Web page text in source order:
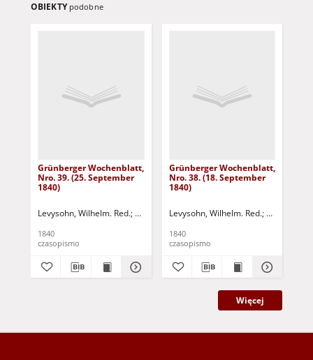
OBIEKTY podobne
Grünberger Wochenblatt,
Nro. 39. (25. September
1840)
Levysohn, Wilhelm. Red. Siebert, Martin Wilhelm. Red.
1840
czasopismo
Grünberger Wochenblatt,
Nro. 38. (18. September
1840)
Levysohn, Wilhelm. Red. Siebert,
1840
czasopismo
Więcej